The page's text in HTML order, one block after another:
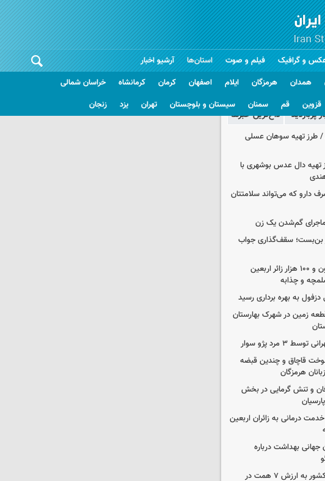
و گرافیک فیلم و صوت
استان‌ها
همدان هرمزگان ایلام اصفهان کرمان کرمانشاه
خراسان شمالی
قزوین قم سمنان سیستان و بلوچستان تهران یزد زنجان
آرشیو اخبار
پربازدید داغ‌ترین خبرها
طرز تهیه سوهان عسلی
دال عدس بوشهری با
دارو که می‌تواند سلامتتان
گم‌شدن یک زن
بن‌بست؛ سقف‌گذاری جواب
تردد بیش از ۲ میلیون و ۱۰۰ هزار زائر اربعین
و چذابه
به بهره برداری رسید
واگذاری ۱۲۰ قطعه زمین در شهرک بهارستان
۳ مرد پژو سوار
سوخت قاچاق و چندین قبضه
هرمزگان
و تنش گرمایی در بخش
از ۷ هزار خدمت درمانی به زائران اربعین
بهداشت درباره
بزرگترین باغ مدرن کشور به ارزش ۷ همت در